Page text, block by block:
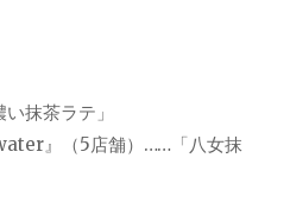
抹茶ラテ」
』（5店舗）……「八女抹